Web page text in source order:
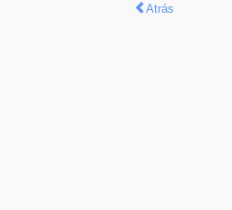
Atrás